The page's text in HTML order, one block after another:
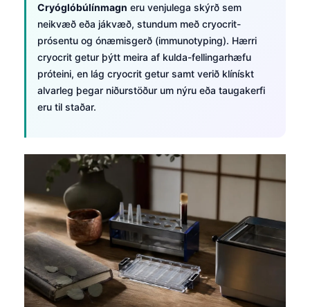
Cryóglóbúlínmagn eru venjulega skýrð sem
neikvæð eða jákvæð, stundum með cryocrit-
prósentu og ónæmisgerð (immunotyping). Hærri
cryocrit getur þýtt meira af kulda-fellingarhæfu
próteini, en lág cryocrit getur samt verið klínískt
alvarleg þegar niðurstöður um nýru eða taugakerfi
eru til staðar.